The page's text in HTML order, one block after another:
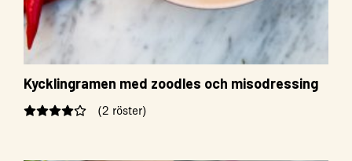
Kycklingramen med zoodles och misodressing
(2 röster)